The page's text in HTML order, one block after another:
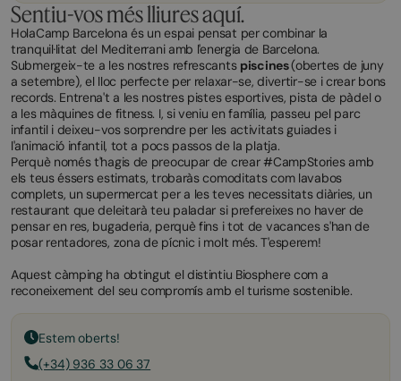
Sentiu-vos més lliures aquí.
HolaCamp Barcelona és un espai pensat per combinar la
tranquil·litat del Mediterrani amb l'energia de Barcelona.
Submergeix-te a les nostres refrescants piscines(obertes de juny
a setembre), el lloc perfecte per relaxar-se, divertir-se i crear bons
records. Entrena't a les nostres pistes esportives, pista de pàdel o
a les màquines de fitness. I, si veniu en família, passeu pel parc
infantil i deixeu-vos sorprendre per les activitats guiades i
l'animació infantil, tot a pocs passos de la platja.
Perquè només t'hagis de preocupar de crear #CampStories amb
els teus éssers estimats, trobaràs comoditats com lavabos
complets, un supermercat per a les teves necessitats diàries, un
restaurant que deleitarà teu paladar si prefereixes no haver de
pensar en res, bugaderia, perquè fins i tot de vacances s'han de
posar rentadores, zona de pícnic i molt més. T'esperem!
Aquest càmping ha obtingut el distintiu Biosphere com a
reconeixement del seu compromís amb el turisme sostenible.
Estem oberts!
(+34) 936 33 06 37